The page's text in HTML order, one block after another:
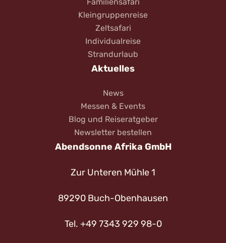
Kleingruppenreise
Zeltsafari
Individualreise
Strandurlaub
Aktuelles
News
Messen & Events
Blog und Reiseratgeber
Newsletter bestellen
Abendsonne Afrika GmbH
Zur Unteren Mühle 1
89290 Buch-Obenhausen
Tel. +49 7343 929 98-0